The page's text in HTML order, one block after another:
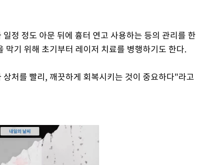
정 정도 아문 뒤에 흉터 연고 사용하는 등의 관리를 한
기 위해 초기부터 레이저 치료를 병행하기도 한다.
처를 빨리, 깨끗하게 회복시키는 것이 중요하다"라고